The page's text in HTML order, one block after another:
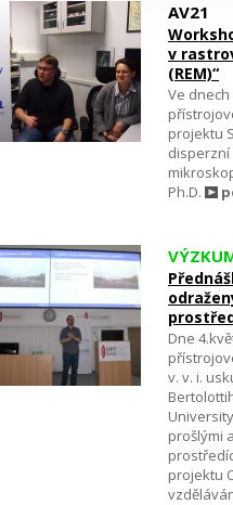
AV21
v
(REM)“
Ve dnech
projektu
Ph.D.
Dne
v. v. i.
prošlými
projektu